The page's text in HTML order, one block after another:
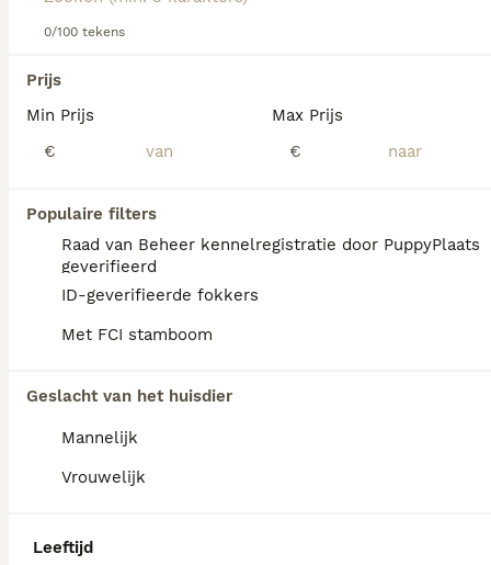
0/100 tekens
Prijs
Min Prijs
€
Max Prijs
€
Populaire filters
Raad van Beheer kennelregistratie door PuppyPlaats
geverifieerd
ID-geverifieerde fokkers
Met FCI stamboom
Geslacht van het huisdier
Mannelijk
Vrouwelijk
Leeftijd
exacte zoekopdracht, sla dan je zoekopdracht op en
vind jouw perfecte hond:
FAQ's
Ierse Terriërs blaffen soms om te
bekend dat ze overmatig blaffen.
hond?